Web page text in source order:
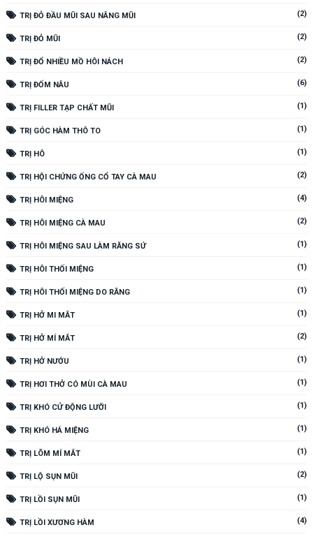
TRỊ ĐỎ ĐẦU MŨI SAU NÂNG MŨI (2)
TRỊ ĐỎ MŨI (2)
TRỊ ĐỔ NHIỀU MỒ HÔI NÁCH (2)
TRỊ ĐỐM NÂU (6)
TRỊ FILLER TẠP CHẤT MŨI (1)
TRỊ GÓC HÀM THÔ TO (1)
TRỊ HÔ (1)
TRỊ HỘI CHỨNG ỐNG CỔ TAY CÀ MAU (2)
TRỊ HÔI MIỆNG (4)
TRỊ HÔI MIỆNG CÀ MAU (2)
TRỊ HÔI MIỆNG SAU LÀM RĂNG SỨ (1)
TRỊ HÔI THỐI MIỆNG (1)
TRỊ HÔI THỐI MIỆNG DO RĂNG (1)
TRỊ HỞ MI MẮT (1)
TRỊ HỞ MÍ MẮT (2)
TRỊ HỞ NƯỚU (1)
TRỊ HƠI THỞ CÓ MÙI CÀ MAU (1)
TRỊ KHÓ CỬ ĐỘNG LƯỠI (1)
TRỊ KHÓ HÁ MIỆNG (1)
TRỊ LÕM MÍ MẮT (1)
TRỊ LỘ SỤN MŨI (2)
TRỊ LỒI SỤN MŨI (1)
TRỊ LỒI XƯƠNG HÀM (4)